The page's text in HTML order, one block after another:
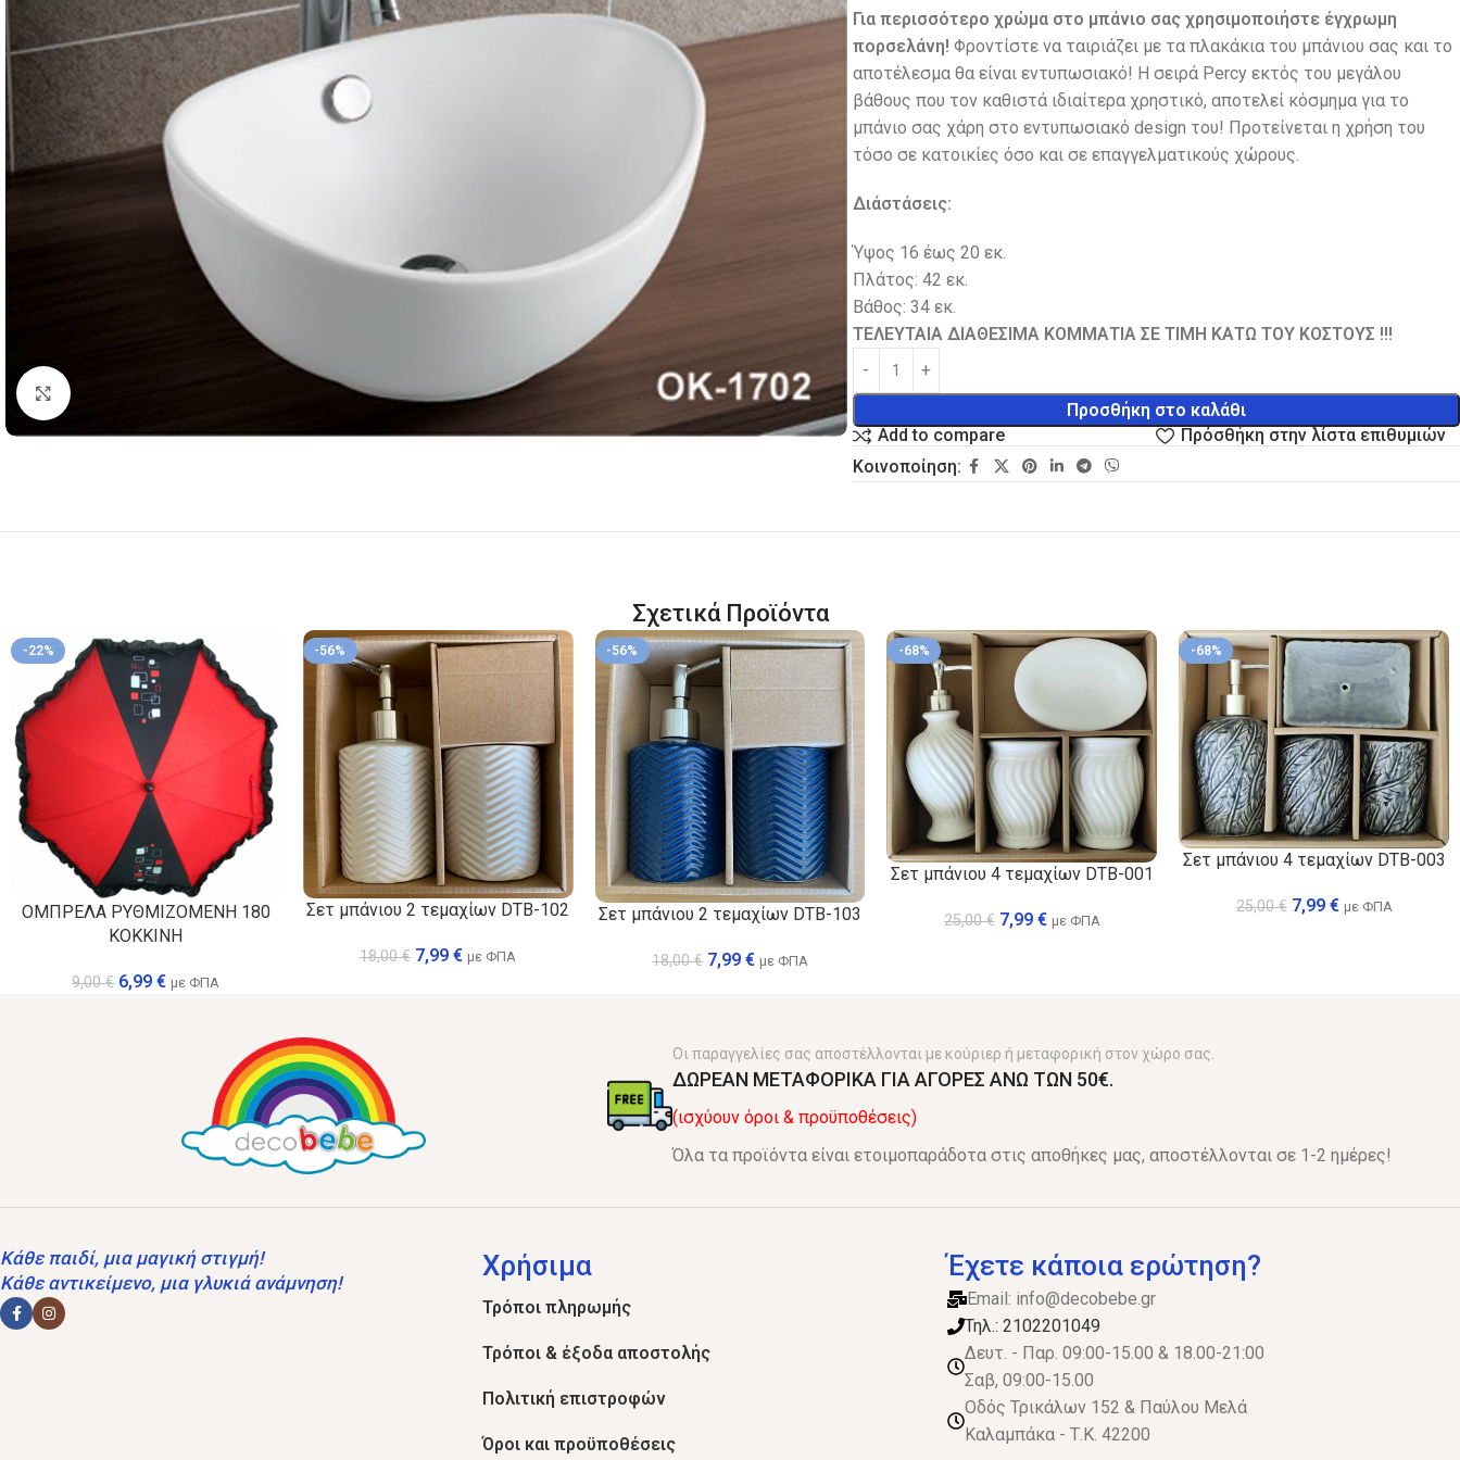
Για περισσότερο χρώμα στο μπάνιο σας χρησιμοποιήστε έγχρωμη
πορσελάνη! Φροντίστε να ταιριάζει με τα πλακάκια του μπάνιου σας και το
αποτέλεσμα θα είναι εντυπωσιακό! Η σειρά Percy εκτός του μεγάλου
βάθους που τoν καθιστά ιδιαίτερα χρηστικό, αποτελεί κόσμημα για το
μπάνιο σας χάρη στο εντυπωσιακό design του! Προτείνεται η χρήση του
τόσο σε κατοικίες όσο και σε επαγγελματικούς χώρους.
Διάστάσεις:
Ύψος 16 έως 20 εκ.
Πλάτος: 42 εκ.
Βάθος: 34 εκ.
ΤΕΛΕΥΤΑΙΑ ΔΙΑΘΕΣΙΜΑ ΚΟΜΜΑΤΙΑ ΣΕ ΤΙΜΗ ΚΑΤΩ ΤΟΥ ΚΟΣΤΟΥΣ !!!
Προσθήκη στο καλάθι
Add to compare
Πρόσθήκη στην λίστα επιθυμιών
Κοινοποίηση:
Σχετικά Προϊόντα
-22%
ΟΜΠΡΕΛΑ ΡΥΘΜΙΖΟΜΕΝΗ 180
ΚΟΚΚΙΝΗ
9,00€ 6,99€ με ΦΠΑ
-56%
Σετ μπάνιου 2 τεμαχίων DTB-102
18,00€ 7,99€ με ΦΠΑ
-56%
Σετ μπάνιου 2 τεμαχίων DTB-103
18,00€ 7,99 € με ΦΠΑ
-68%
Σετ μπάνιου 4 τεμαχίων DTB-001
25,00€ 7,99 € με ΦΠΑ
-68%
Σετ μπάνιου 4 τεμαχίων DTB-003
25,00€ 7,99 € με ΦΠΑ
Οι παραγγελίες σας αποστέλλονται με κούριερ ή μεταφορική στον χώρο σας.
ΔΩΡΕΑΝ ΜΕΤΑΦΟΡΙΚΑ ΓΙΑ ΑΓΟΡΕΣ ΑΝΩ ΤΩΝ 50€.
(ισχύουν όροι & προϋποθέσεις)
Όλα τα προϊόντα είναι ετοιμοπαράδοτα στις αποθήκες μας, αποστέλλονται σε 1-2 ημέρες!
Κάθε παιδί, μια μαγική στιγμή!
Κάθε αντικείμενο, μια γλυκιά ανάμνηση!
Χρήσιμα
Τρόποι πληρωμής
Τρόποι & έξοδα αποστολής
Πολιτική επιστροφών
Όροι και προϋποθέσεις
Έχετε κάποια ερώτηση?
Email: info@decobebe.gr
Τηλ.: 2102201049
Δευτ. - Παρ. 09:00-15.00 & 18.00-21:00
Σαβ, 09:00-15.00
Οδός Τρικάλων 152 & Παύλου Μελά
Καλαμπάκα - Τ.Κ. 42200